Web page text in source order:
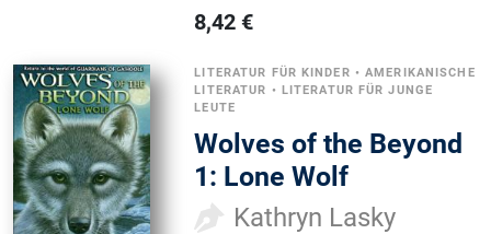
8,42 €
LITERATUR FÜR KINDER •AMERIKANISCHE
LITERATUR • LITERATUR FÜR JUNGE
LEUTE
Wolves of the Beyond
1: Lone Wolf
Kathryn Lasky